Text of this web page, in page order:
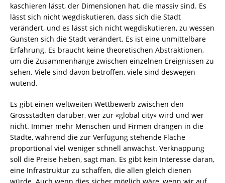
kaschieren lässt, der Dimensionen hat, die massiv sind. Es
lässt sich nicht wegdiskutieren, dass sich die Stadt
verändert, und es lässt sich nicht wegdiskutieren, zu wessen
Gunsten sich die Stadt verändert. Es ist eine unmittelbare
Erfahrung. Es braucht keine theoretischen Abstraktionen,
um die Zusammenhänge zwischen einzelnen Ereignissen zu
sehen. Viele sind davon betroffen, viele sind deswegen
wütend.
Es gibt einen weltweiten Wettbewerb zwischen den
Grossstädten darüber, wer zur «global city» wird und wer
nicht. Immer mehr Menschen und Firmen drängen in die
Städte, während die zur Verfügung stehende Fläche
proportional viel weniger schnell anwächst. Verknappung
soll die Preise heben, sagt man. Es gibt kein Interesse daran,
eine Infrastruktur zu schaffen, die allen gleich dienen